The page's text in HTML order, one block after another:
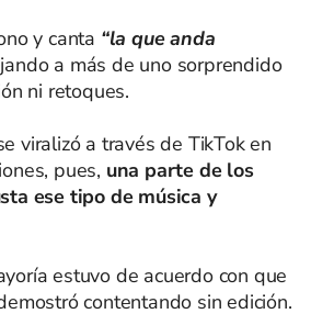
y canta “la que anda
a más de uno sorprendido
ni retoques.
viralizó a través de TikTok en
pues, una parte de los
ese tipo de música y
estuvo de acuerdo con que
contentando sin edición.